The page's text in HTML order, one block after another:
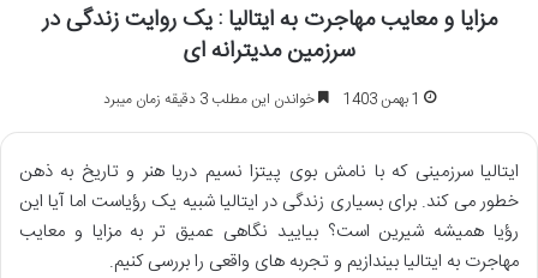
مزایا و معایب مهاجرت به ایتالیا : یک روایت زندگی در
سرزمین مدیترانه ای
1 بهمن 1403 خواندن این مطلب 3 دقیقه زمان میبرد
ایتالیا سرزمینی که با نامش بوی پیتزا نسیم دریا هنر و تاریخ به ذهن
خطور می کند. برای بسیاری زندگی در ایتالیا شبیه یک رؤیاست اما آیا این
رؤیا همیشه شیرین است؟ بیایید نگاهی عمیق تر به مزایا و معایب
مهاجرت به ایتالیا بیندازیم و تجربه های واقعی را بررسی کنیم.